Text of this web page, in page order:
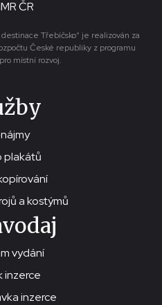
Třebíčsko“ je realizován za
České republiky z programu
místní rozvoj.
plakátů
a kostýmů
vydání
inzerce
inzerce